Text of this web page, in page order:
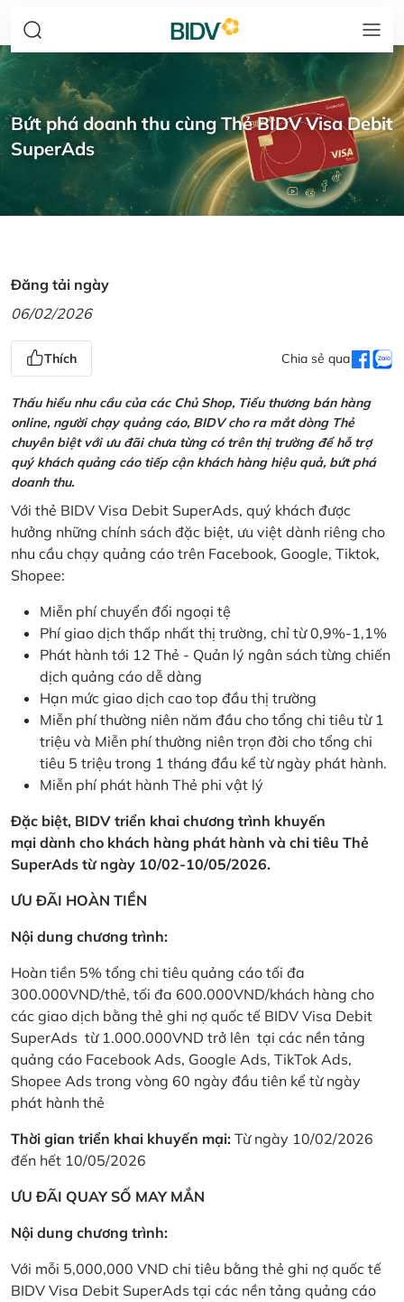
Bứt phá doanh thu cùng Thẻ BIDV Visa Debit
SuperAds
Đăng tải ngày
06/02/2026
Thích Chia sẻ qua
Thấu hiểu nhu cầu của các Chủ Shop, Tiểu thương bán hàng
online, người chạy quảng cáo, BIDV cho ra mắt dòng Thẻ
chuyên biệt với ưu đãi chưa từng có trên thị trường để hỗ trợ
quý khách quảng cáo tiếp cận khách hàng hiệu quả, bứt phá
doanh thu.
Với thẻ BIDV Visa Debit SuperAds, quý khách được
hưởng những chính sách đặc biệt, ưu việt dành riêng cho
nhu cầu chạy quảng cáo trên Facebook, Google, Tiktok,
Shopee:
Miễn phí chuyển đổi ngoại tệ
Phí giao dịch thấp nhất thị trường, chỉ từ 0,9%-1,1%
Phát hành tới 12 Thẻ - Quản lý ngân sách từng chiến
dịch quảng cáo dễ dàng
Hạn mức giao dịch cao top đầu thị trường
Miễn phí thường niên năm đầu cho tổng chi tiêu từ 1
triệu và Miễn phí thường niên trọn đời cho tổng chi
tiêu 5 triệu trong 1 tháng đầu kể từ ngày phát hành.
Miễn phí phát hành Thẻ phi vật lý
Đặc biệt, BIDV triển khai chương trình khuyến
mại dành cho khách hàng phát hành và chi tiêu Thẻ
SuperAds từ ngày 10/02-10/05/2026.
ƯU ĐÃI HOÀN TIỀN
Nội dung chương trình:
Hoàn tiền 5% tổng chi tiêu quảng cáo tối đa
300.000VND/thẻ, tối đa 600.000VND/khách hàng cho
các giao dịch bằng thẻ ghi nợ quốc tế BIDV Visa Debit
SuperAds từ 1.000.000VND trở lên tại các nền tảng
quảng cáo Facebook Ads, Google Ads, TikTok Ads,
Shopee Ads trong vòng 60 ngày đầu tiên kể từ ngày
phát hành thẻ
Thời gian triển khai khuyến mại: Từ ngày 10/02/2026
đến hết 10/05/2026
ƯU ĐÃI QUAY SỐ MAY MẮN
Nội dung chương trình:
Với mỗi 5,000,000 VND chi tiêu bằng thẻ ghi nợ quốc tế
BIDV Visa Debit SuperAds tại các nền tảng quảng cáo